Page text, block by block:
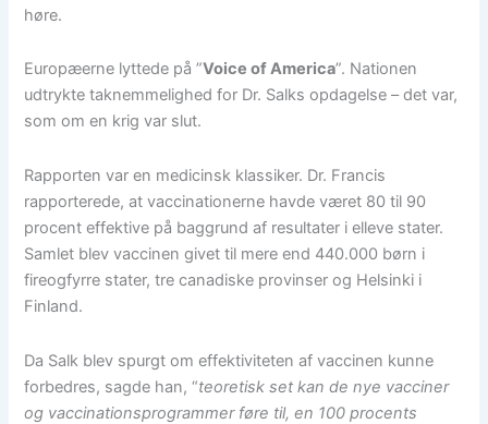
høre.
Europæerne lyttede på ”Voice of America”. Nationen
udtrykte taknemmelighed for Dr. Salks opdagelse – det var,
som om en krig var slut.
Rapporten var en medicinsk klassiker. Dr. Francis
rapporterede, at vaccinationerne havde været 80 til 90
procent effektive på baggrund af resultater i elleve stater.
Samlet blev vaccinen givet til mere end 440.000 børn i
fireogfyrre stater, tre canadiske provinser og Helsinki i
Finland.
Da Salk blev spurgt om effektiviteten af vaccinen kunne
forbedres, sagde han, “teoretisk set kan de nye vacciner
og vaccinationsprogrammer føre til, en 100 procents